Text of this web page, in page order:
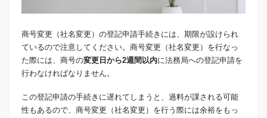
商号変更（社名変更）の登記申請手続きには、期限が設けられ
ているので注意してください。商号変更（社名変更）を行なっ
た際には、商号の変更日から2週間以内に法務局への登記申請を
行わなければなりません。
この登記申請の手続きに遅れてしまうと、過料が課される可能
性もあるので、商号変更（社名変更）を行う際には余裕をもっ